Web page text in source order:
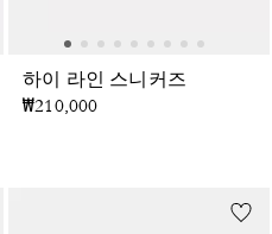
하이 라인 스니커즈
₩210,000